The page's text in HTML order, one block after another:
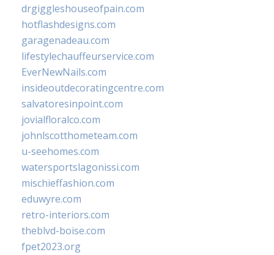
drgiggleshouseofpain.com
hotflashdesigns.com
garagenadeau.com
lifestylechauffeurservice.com
EverNewNails.com
insideoutdecoratingcentre.com
salvatoresinpoint.com
jovialfloralco.com
johnlscotthometeam.com
u-seehomes.com
watersportslagonissi.com
mischieffashion.com
eduwyre.com
retro-interiors.com
theblvd-boise.com
fpet2023.org